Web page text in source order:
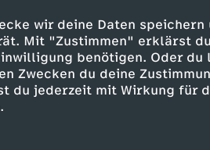
wir deine Daten
Mit "Zustimmen" erklärst
benötigen. Oder du
Zwecken du deine
du jederzeit mit Wirkung für
hintergründig